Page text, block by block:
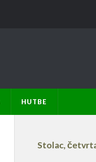
HUTBE
Stolac,